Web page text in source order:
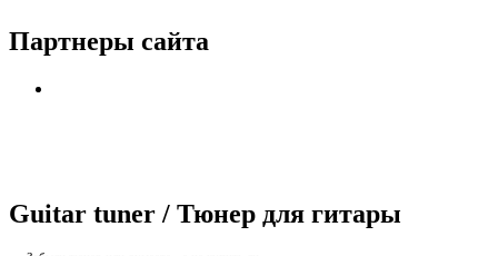
Партнеры сайта
Guitar tuner / Тюнер для гитары